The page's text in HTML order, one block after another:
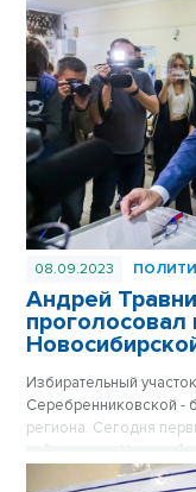
08.09.2023
Андрей
проголосовал
Избирательный
Серебренниковской -
региона. Сегодня
губернатора
пришёл и глава